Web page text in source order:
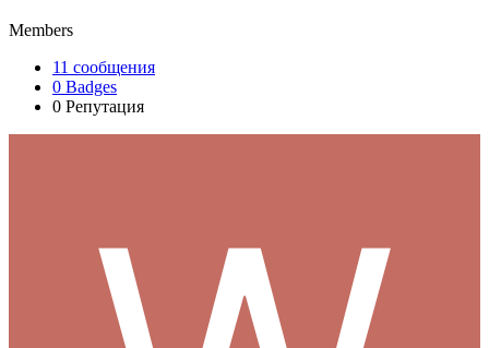
Members
11 сообщения
0 Badges
0 Репутация